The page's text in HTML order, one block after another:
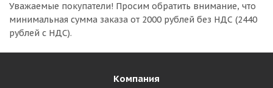
Уважаемые покупатели! Просим обратить внимание, что
минимальная сумма заказа от 2000 рублей без НДС (2440
рублей с НДС).
Компания